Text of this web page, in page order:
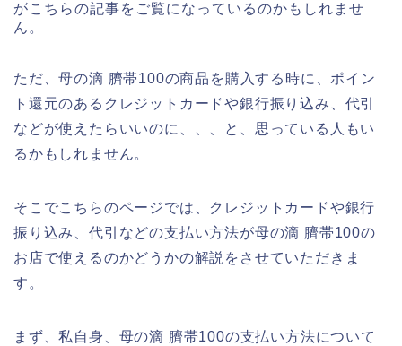
がこちらの記事をご覧になっているのかもしれませ
ん。
ただ、母の滴 臍帯100の商品を購入する時に、ポイン
ト還元のあるクレジットカードや銀行振り込み、代引
などが使えたらいいのに、、、と、思っている人もい
るかもしれません。
そこでこちらのページでは、クレジットカードや銀行
振り込み、代引などの支払い方法が母の滴 臍帯100の
お店で使えるのかどうかの解説をさせていただきま
す。
まず、私自身、母の滴 臍帯100の支払い方法について